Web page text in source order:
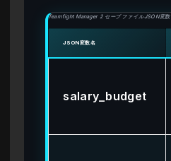
Teamfight Manager 2 セーブファイルJSON変数
JSON変数名
salary_budget